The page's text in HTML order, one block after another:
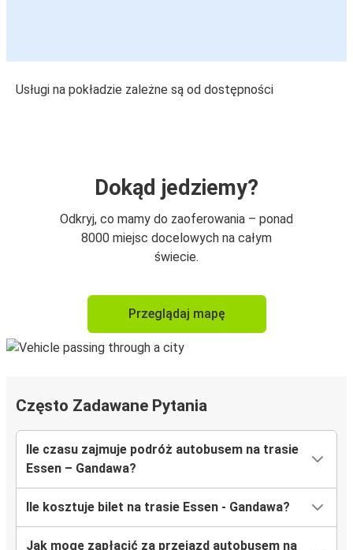
Usługi na pokładzie zależne są od dostępności
Dokąd jedziemy?
Odkryj, co mamy do zaoferowania – ponad
8000 miejsc docelowych na całym
świecie.
Przeglądaj mapę
Często Zadawane Pytania
Ile czasu zajmuje podróż autobusem na trasie
Essen – Gandawa?
Ile kosztuje bilet na trasie Essen - Gandawa?
Jak mogę zapłacić za przejazd autobusem na